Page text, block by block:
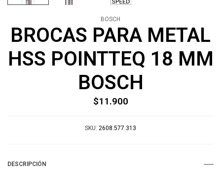
BOSCH
BROCAS PARA METAL
HSS POINTTEQ 18 MM
BOSCH
$11.900
SKU: 2608.577.313
DESCRIPCIÓN